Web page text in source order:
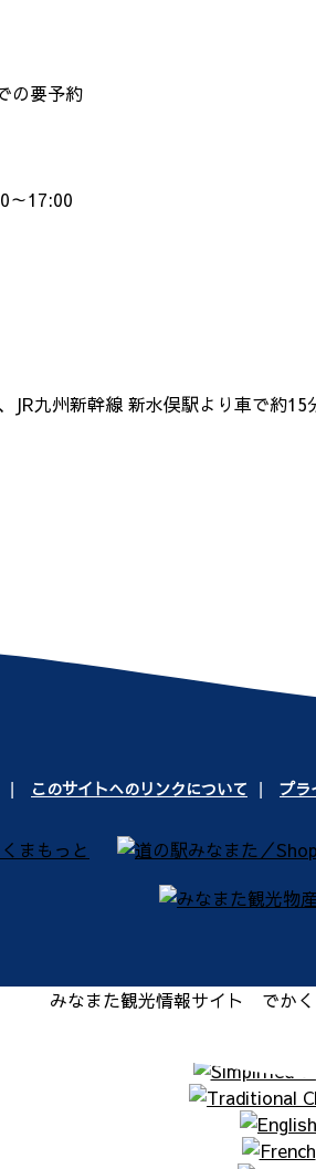
の要予約
～17:00
JR九州新幹線 新水俣駅より車で約
このサイトへのリンクについて プラ
みなまた観光情報サイト でか